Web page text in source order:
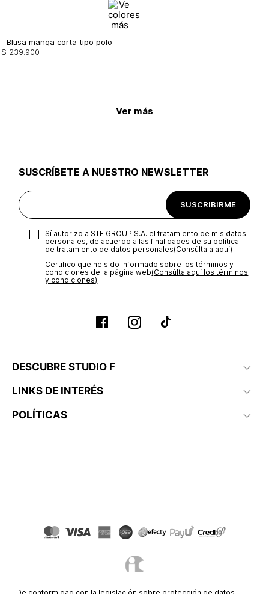
Blusa manga corta tipo polo
$ 239.900
Ver más
SUSCRÍBETE A NUESTRO NEWSLETTER
SUSCRIBIRME
Sí autorizo a STF GROUP S.A. el tratamiento de mis datos
personales, de acuerdo a las finalidades de su política
de tratamiento de datos personales‎(Consúltala aquí)
Certifico que he sido informado sobre los términos y
condiciones de la página web‎(Consúlta aquí los términos
y condiciones)
DESCUBRE STUDIO F
LINKS DE INTERÉS
POLÍTICAS